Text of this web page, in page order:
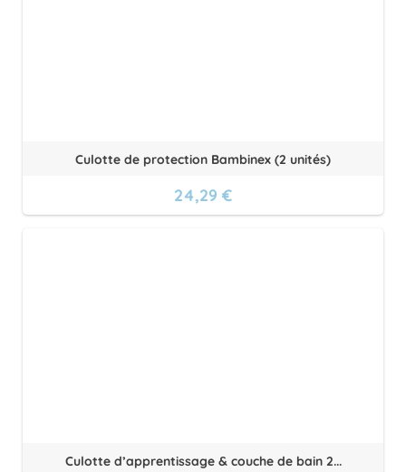
Culotte de protection Bambinex (2 unités)
24,29 €
Culotte d’apprentissage & couche de bain 2...